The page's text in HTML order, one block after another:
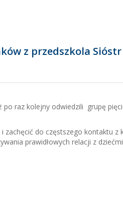
z przedszkola
raz kolejny odwiedzili grupę
do częstszego kontaktu z
prawidłowych relacji z